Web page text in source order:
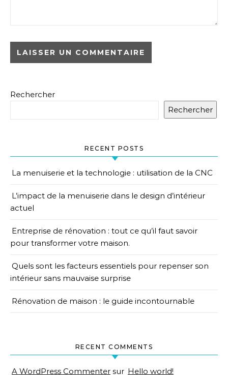
Rechercher
Rechercher
RECENT POSTS
La menuiserie et la technologie : utilisation de la CNC
L’impact de la menuiserie dans le design d’intérieur
actuel
Entreprise de rénovation : tout ce qu’il faut savoir
pour transformer votre maison.
Quels sont les facteurs essentiels pour repenser son
intérieur sans mauvaise surprise
Rénovation de maison : le guide incontournable
RECENT COMMENTS
A WordPress Commenter sur Hello world!